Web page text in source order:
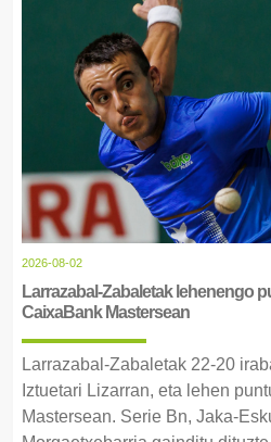
2026-08-02
Larrazabal-Zabaletak lehenengo
CaixaBank Mastersean
Larrazabal-Zabaletak 22-20
Iztuetari Lizarran, eta lehen
Mastersean. Serie Bn, Jaka-